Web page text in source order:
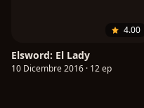
4.00
Elsword: El Lady
10 Dicembre 2016 · 12 ep